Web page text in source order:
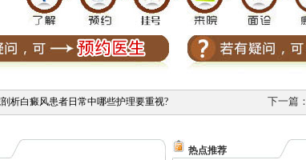
析白癜风患者日常中哪些护理要重视? 下一篇：
热点推荐